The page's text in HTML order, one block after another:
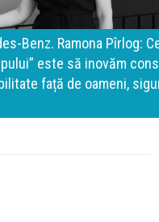
Pîrlog: Cel mai
inovăm constant, dar
oameni, siguranță și